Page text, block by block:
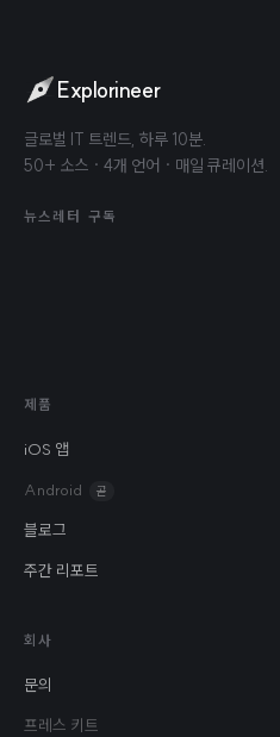
Explorineer
글로벌 IT 트렌드, 하루 10분.
50+ 소스 · 4개 언어 · 매일 큐레이션.
뉴스레터 구독
제품
iOS 앱
Android
곧
블로그
주간 리포트
회사
문의
프레스 키트